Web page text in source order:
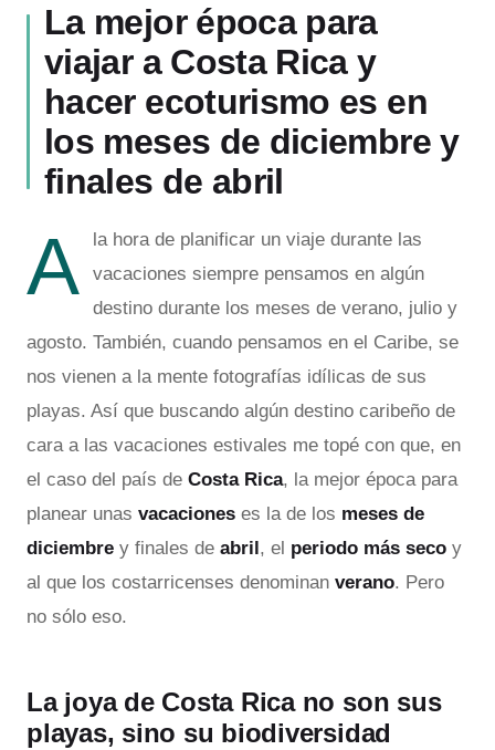
La mejor época para
viajar a Costa Rica y
hacer ecoturismo es en
los meses de diciembre y
finales de abril
A
la hora de planificar un viaje durante las
vacaciones siempre pensamos en algún
destino durante los meses de verano, julio y
agosto. También, cuando pensamos en el Caribe, se
nos vienen a la mente fotografías idílicas de sus
playas. Así que buscando algún destino caribeño de
cara a las vacaciones estivales me topé con que, en
el caso del país de Costa Rica, la mejor época para
planear unas vacaciones es la de los meses de
diciembre y finales de abril, el periodo más seco y
al que los costarricenses denominan verano. Pero
no sólo eso.
La joya de Costa Rica no son sus
playas, sino su biodiversidad